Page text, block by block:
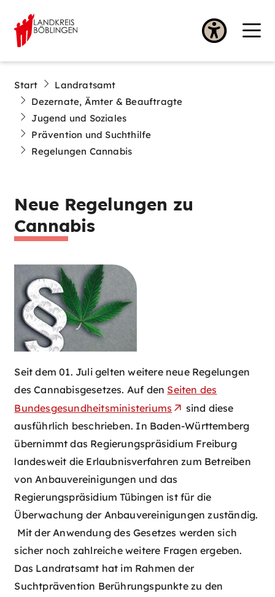
Start
Landratsamt
Dezernate, Ämter & Beauftragte
Jugend und Soziales
Prävention und Suchthilfe
Regelungen Cannabis
Neue Regelungen zu
Cannabis
Seit dem 01. Juli gelten weitere neue Regelungen
des Cannabisgesetzes. Auf den Seiten des
Bundesgesundheitsministeriums
sind diese
ausführlich beschrieben. In Baden-Württemberg
übernimmt das Regierungspräsidium Freiburg
landesweit die Erlaubnisverfahren zum Betreiben
von Anbauvereinigungen und das
Regierungspräsidium Tübingen ist für die
Überwachung der Anbauvereinigungen zuständig.
Mit der Anwendung des Gesetzes werden sich
sicher noch zahlreiche weitere Fragen ergeben.
Das Landratsamt hat im Rahmen der
Suchtprävention Berührungspunkte zu den